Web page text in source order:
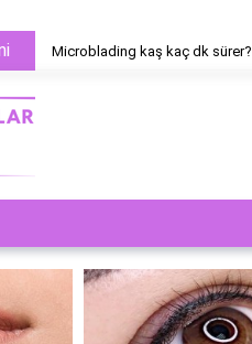
Microblading kaş kaç dk sürer?